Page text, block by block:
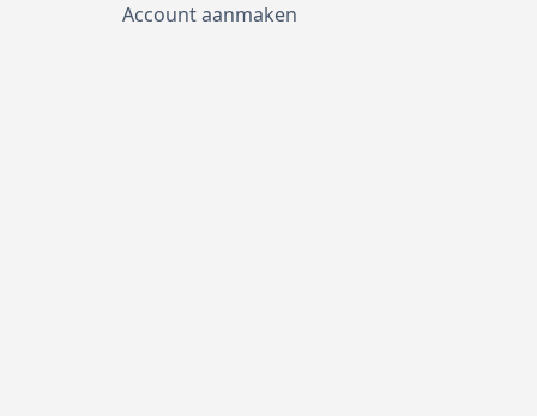
Account aanmaken